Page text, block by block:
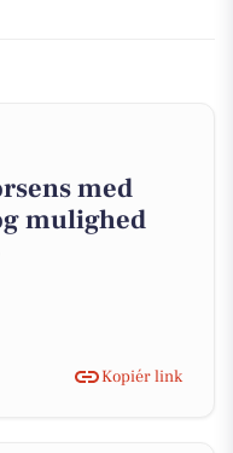
med
mulighed
Kopiér link